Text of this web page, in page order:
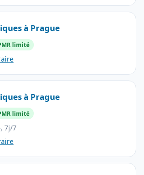
à Prague
limité
à Prague
limité
7j/7